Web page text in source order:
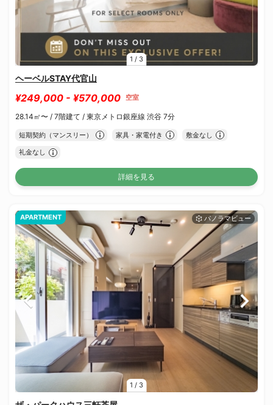
1 / 3
ヘーベルSTAY代官山
¥249,000 - ¥570,000 空室
28.14㎡〜 / 7階建て / 東京メトロ銀座線 渋谷 7分
短期契約（マンスリー） 家具・家電付き 敷金なし
礼金なし
詳細を見る
1 / 3
APARTMENT